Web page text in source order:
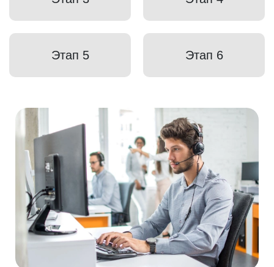
Этап 5 Этап 6